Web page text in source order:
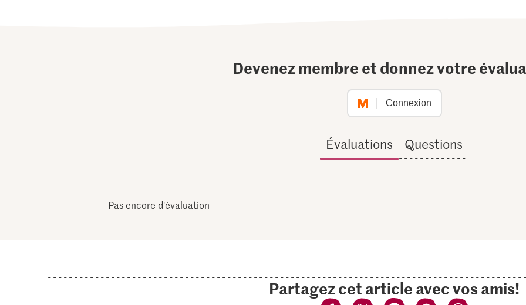
Devenez membre et donnez votre
Connexion
Évaluations Questions
Pas encore d'évaluation
Partagez cet article avec vos amis!